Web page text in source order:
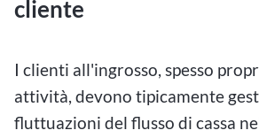
cliente
I clienti all'ingrosso, spesso
attività, devono tipicamente
fluttuazioni del flusso di cassa